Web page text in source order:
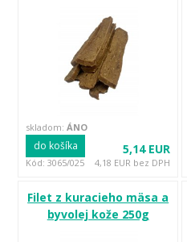
Kód: 3065/025
skladom: ÁNO
5,14 EUR
4,18 EUR bez DPH
do košíka
Filet z kuracieho mäsa a
byvolej kože 250g